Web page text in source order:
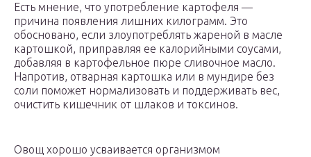
Есть мнение, что употребление картофеля —
причина появления лишних килограмм. Это
обосновано, если злоупотреблять жареной в масле
картошкой, приправляя ее калорийными соусами,
добавляя в картофельное пюре сливочное масло.
Напротив, отварная картошка или в мундире без
соли поможет нормализовать и поддерживать вес,
очистить кишечник от шлаков и токсинов.
Овощ хорошо усваивается организмом